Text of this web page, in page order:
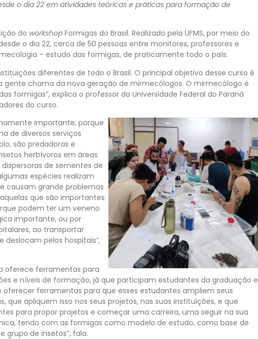
o dia 22 em atividades teóricas e práticas para formação de
do workshop Formigas do Brasil. Realizado pela UFMS, por meio do
o dia 22, cerca de 50 pessoas entre monitores, professores e
– estudo das formigas, de praticamente todo o país.
diferentes de todo o Brasil. O principal objetivo desse curso é
gente chama da nova geração de mirmecólogos. O mirmecólogo é
formigas”, explica o professor da Universidade Federal do Paraná
do curso.
importante, porque
de diversos serviços
são predadoras e
herbívoros em áreas
de sementes de
espécies realizam
causam grande problemas
que são importantes
podem ter um veneno
importante, ou por
ao transportar
deslocam pelos hospitais”,
oferece ferramentas para
e níveis de formação, já que participam estudantes da graduação e
oferecer ferramentas para que esses estudantes ampliem seus
apliquem isso nos seus projetos, nas suas instituições, e que
para propor projetos e começar uma carreira, uma seguir na sua
tendo com as formigas como modelo de estudo, como base de
grupo de insetos”, fala.